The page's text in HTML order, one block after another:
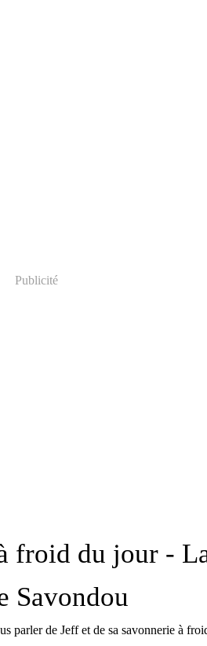
Publicité
froid du jour -
Savondou
parler de Jeff et de sa savonnerie à